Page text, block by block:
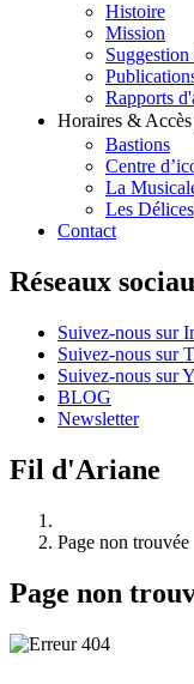
Histoire
Mission
Rapports
Horaires & Accès
Bastions
Centre
La
Les Délices
Contact
Réseaux
Suivez-nous sur
Suivez-nous sur
Suivez-nous sur
BLOG
Newsletter
Fil d'Ariane
Page non trouvée
Page non